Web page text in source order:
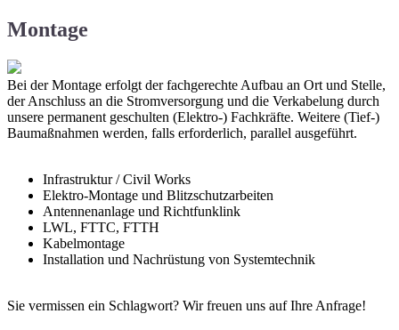
Montage
Bei der Montage erfolgt der fachgerechte Aufbau an Ort und Stelle,
der Anschluss an die Stromversorgung und die Verkabelung durch
unsere permanent geschulten (Elektro-) Fachkräfte. Weitere (Tief-)
Baumaßnahmen werden, falls erforderlich, parallel ausgeführt.
Infrastruktur / Civil Works
Elektro-Montage und Blitzschutzarbeiten
Antennenanlage und Richtfunklink
LWL, FTTC, FTTH
Kabelmontage
Installation und Nachrüstung von Systemtechnik
Sie vermissen ein Schlagwort? Wir freuen uns auf Ihre Anfrage!